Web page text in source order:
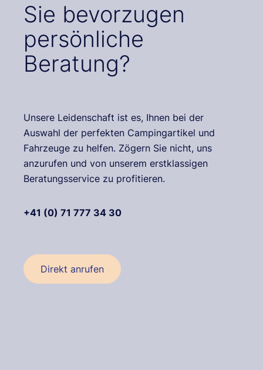
Sie bevorzugen
persönliche
Beratung?
Unsere Leidenschaft ist es, Ihnen bei der
Auswahl der perfekten Campingartikel und
Fahrzeuge zu helfen. Zögern Sie nicht, uns
anzurufen und von unserem erstklassigen
Beratungsservice zu profitieren.
+41 (0) 71 777 34 30
Direkt anrufen